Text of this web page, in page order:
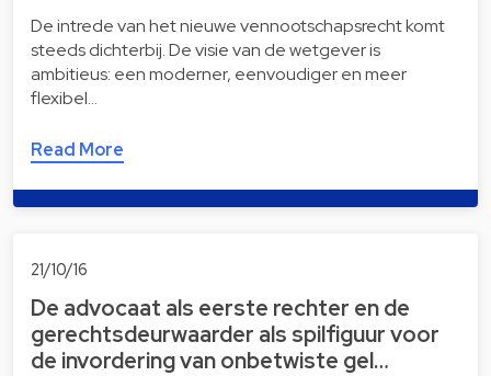
De intrede van het nieuwe vennootschapsrecht komt
steeds dichterbij. De visie van de wetgever is
ambitieus: een moderner, eenvoudiger en meer
flexibel…
Read More
21/10/16
De advocaat als eerste rechter en de
gerechtsdeurwaarder als spilfiguur voor
de invordering van onbetwiste gel…